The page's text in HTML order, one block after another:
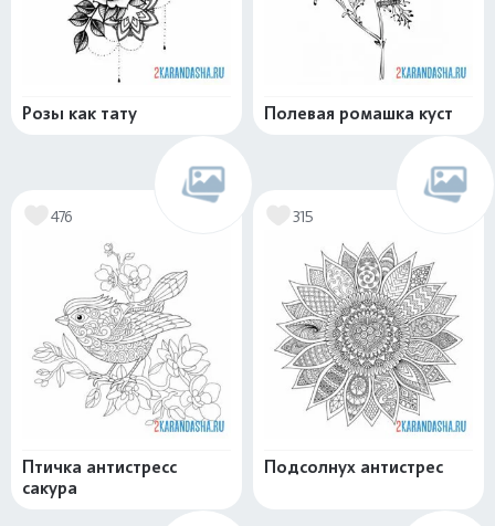
Розы как тату Полевая ромашка куст
476
Птичка антистресс
сакура
315
Подсолнух антистрес